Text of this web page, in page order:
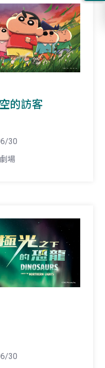
的訪客
30
場
30